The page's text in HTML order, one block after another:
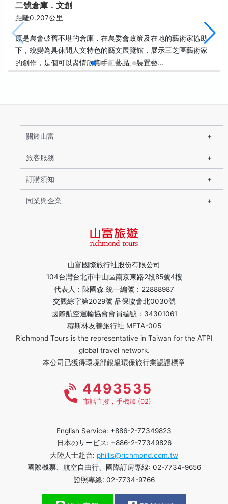
二號倉庫．文創
距離0.207公里
原是農會破舊不堪的倉庫，在農委會政策及在地的藝術家協助
下，蛻變為具休閒人文特色的藝文展覽館，展示三芝區藝術家
的創作，是個可以盡情欣賞手工藝品、裝置藝…
山富國際旅行社股份有限公司
104台灣台北市中山區南京東路2段85號4樓
代表人：陳國森 統一編號：22888987
交觀綜字第2029號 品保協會北0030號
國際航空運輸協會會員編號：34301061
穆斯林友善旅行社 MFTA-005
Richmond Tours is the representative in Taiwan for the ATPI
global travel network.
本公司已獲得環境部銀級環保旅行業認證標章
關於山富
旅客服務
訂購須知
同業與企業
4493535
市話直撥，手機加 (02)
English Service: +886-2-77349823
日本のサービス: +886-2-77349826
大陸人士赴台: phillis@richmond.com.tw
國際機票、航空自由行、國際訂房專線: 02-7734-9656
證照專線: 02-7734-9766